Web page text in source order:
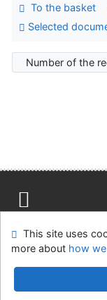
To the basket
Selected
Number of the
Feedback form
Univerzitní
This site uses
more about how